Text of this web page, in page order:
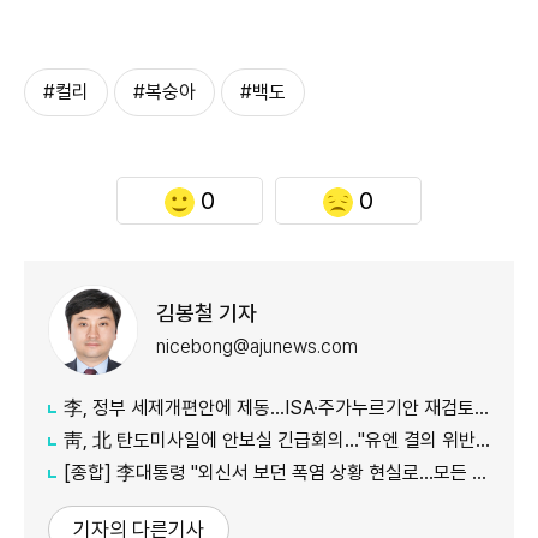
#컬리 #복숭아 #백도
0 0
김봉철 기자
nicebong@ajunews.com
李, 정부 세제개편안에 제동…ISA·주가누르기안 재검토 지시
靑, 北 탄도미사일에 안보실 긴급회의…"유엔 결의 위반, 즉각 중단 촉구"
[종합] 李대통령 "외신서 보던 폭염 상황 현실로…모든 행정력 총동원하라"
기자의 다른기사